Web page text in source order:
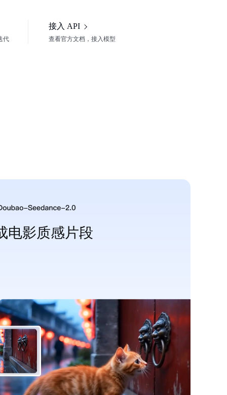
代
接入 API
查看官方文档，接入模型
电影质感片段